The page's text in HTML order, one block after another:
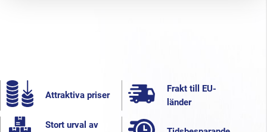
Attraktiva priser
Frakt till EU-
länder
Stort urval av